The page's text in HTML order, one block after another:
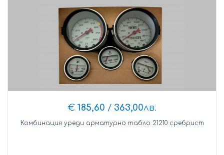
€ 185,60 / 363,00лв.
Комбинация уреди арматурно табло 21210 сребрист